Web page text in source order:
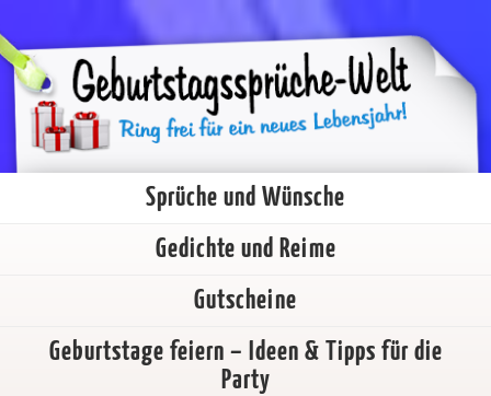
Sprüche und Wünsche
Gedichte und Reime
Gutscheine
Geburtstage feiern – Ideen & Tipps für die
Party